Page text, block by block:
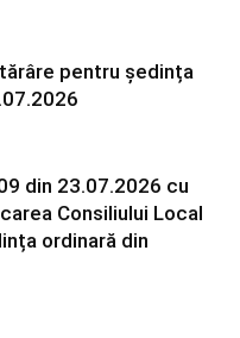
pentru ședința
din 23.07.2026 cu
Consiliului Local
ordinară din